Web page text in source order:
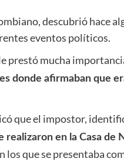
descubrió hace
eventos políticos.
prestó mucha
donde afirmaban que
que el impostor,
realizaron en la Casa
los que se presentaba